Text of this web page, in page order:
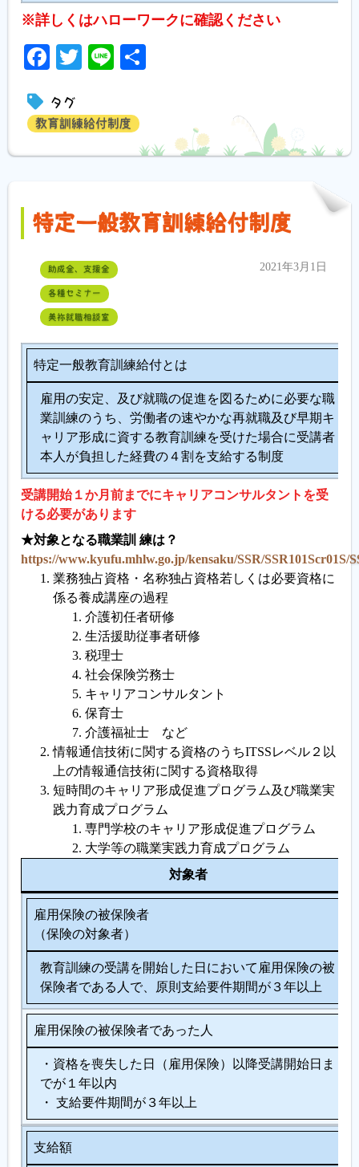
※詳しくはハローワークに確認ください
Facebook
Twitter
Line
タグ
教育訓練給付制度
特定一般教育訓練給付制度
助成金、支援金
各種セミナー
美祢就職相談室
2021年3月1日
特定一般教育訓練給付とは
雇用の安定、及び就職の促進を図るために必要な職
業訓練のうち、労働者の速やかな再就職及び早期キ
ャリア形成に資する教育訓練を受けた場合に受講者
本人が負担した経費の４割を支給する制度
受講開始１か月前までにキャリアコンサルタントを受
ける必要があります
★対象となる職業訓 練は？
https://www.kyufu.mhlw.go.jp/kensaku/SSR/SSR101Scr01S/
業務独占資格・名称独占資格若しくは必要資格に
係る養成講座の過程
介護初任者研修
生活援助従事者研修
税理士
社会保険労務士
キャリアコンサルタント
保育士
介護福祉士 など
情報通信技術に関する資格のうちITSSレベル２以
上の情報通信技術に関する資格取得
短時間のキャリア形成促進プログラム及び職業実
践力育成プログラム
専門学校のキャリア形成促進プログラム
大学等の職業実践力育成プログラム
対象者
雇用保険の被保険者
（保険の対象者）
教育訓練の受講を開始した日において雇用保険の被
保険者である人で、原則支給要件期間が３年以上
雇用保険の被保険者であった人
・資格を喪失した日（雇用保険）以降受講開始日ま
でが１年以内
・ 支給要件期間が３年以上
支給額